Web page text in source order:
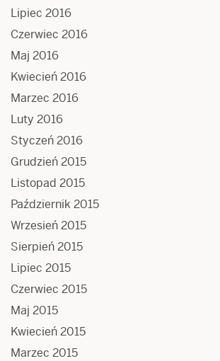
Lipiec 2016
Czerwiec 2016
Maj 2016
Kwiecień 2016
Marzec 2016
Luty 2016
Styczeń 2016
Grudzień 2015
Listopad 2015
Październik 2015
Wrzesień 2015
Sierpień 2015
Lipiec 2015
Czerwiec 2015
Maj 2015
Kwiecień 2015
Marzec 2015